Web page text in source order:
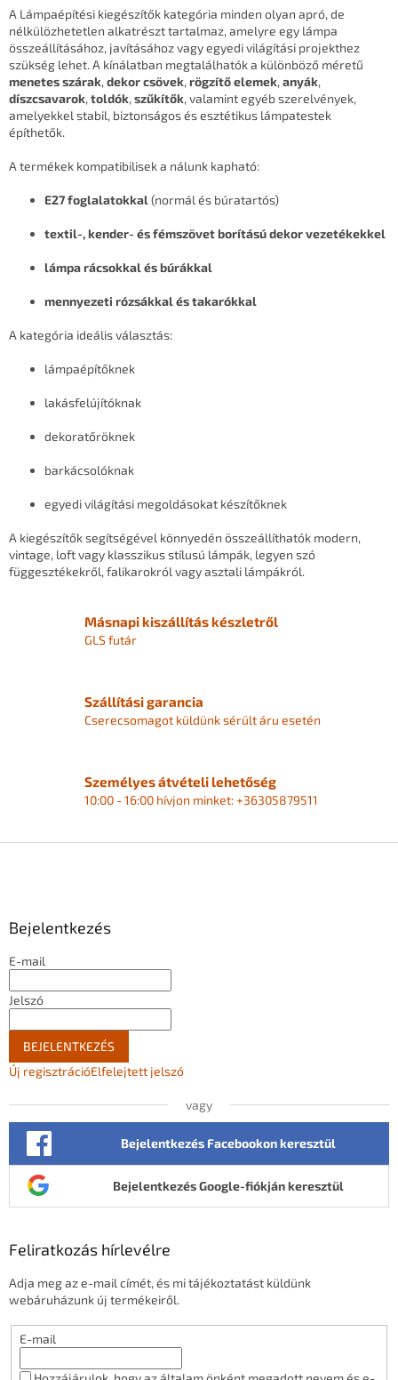
s
t
a
i
r
á
n
t
s
l
m
i
A Lámpaépítési kiegészítők kategória minden olyan apró, de
nélkülözhetetlen alkatrészt tartalmaz, amelyre egy lámpa
összeállításához, javításához vagy egyedi világítási projekthez
szükség lehet. A kínálatban megtalálhatók a különböző méretű
menetes szárak, dekor csövek, rögzítő elemek, anyák,
díszcsavarok, toldók, szűkítők, valamint egyéb szerelvények,
amelyekkel stabil, biztonságos és esztétikus lámpatestek
építhetők.
A termékek kompatibilisek a nálunk kapható:
E27 foglalatokkal(normál és búratartós)
textil-, kender- és fémszövet borítású dekor vezetékekkel
lámpa rácsokkal és búrákkal
mennyezeti rózsákkal és takarókkal
A kategória ideális választás:
lámpaépítőknek
lakásfelújítóknak
dekoratőröknek
barkácsolóknak
egyedi világítási megoldásokat készítőknek
A kiegészítők segítségével könnyedén összeállíthatók modern,
vintage, loft vagy klasszikus stílusú lámpák, legyen szó
függesztékekről, falikarokról vagy asztali lámpákról.
Másnapi kiszállítás készletről
GLS futár
Szállítási garancia
Cserecsomagot küldünk sérült áru esetén
Személyes átvételi lehetőség
10:00 - 16:00 hívjon minket: +36305879511
Bejelentkezés
E-mail
Jelszó
BEJELENTKEZÉS
Új regisztrációElfelejtett jelszó
vagy
Bejelentkezés Facebookon keresztül
Bejelentkezés Google-fiókján keresztül
Feliratkozás hírlevélre
Adja meg az e-mail címét, és mi tájékoztatást küldünk
webáruházunk új termékeiről.
E-mail